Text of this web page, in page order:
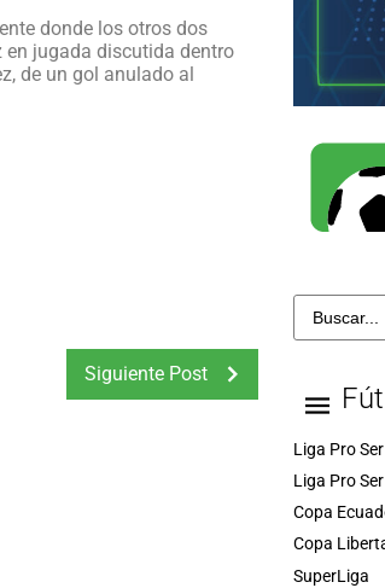
donde los otros dos
en jugada discutida dentro
de un gol anulado al
Siguiente Post
Liga Pro
Liga Pro
Copa
Copa
SuperLiga